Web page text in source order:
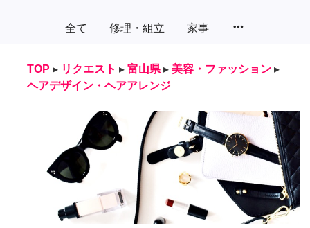
全て 修理・組立 家事 more_horiz
TOP ▸ リクエスト ▸ 富山県 ▸ 美容・ファッション ▸
ヘアデザイン・ヘアアレンジ